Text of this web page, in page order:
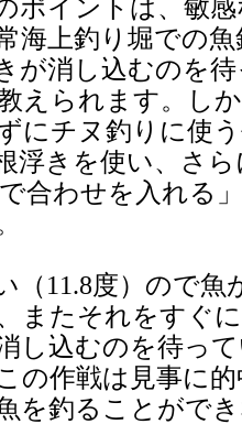
ポイントは、敏
海上釣り堀での
が消し込むのを
えられます。し
にチヌ釣りに使
浮きを使い、さ
合わせを入れる
（11.8度）ので魚
またそれをすぐ
し込むのを待っ
の作戦は見事に
を釣ることがで